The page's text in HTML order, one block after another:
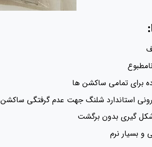
برای تمامی ساکشن ها
استاندارد شلنگ جهت عدم گرفتگی ساکشن
گیری بدون برگشت
و بسیار نرم